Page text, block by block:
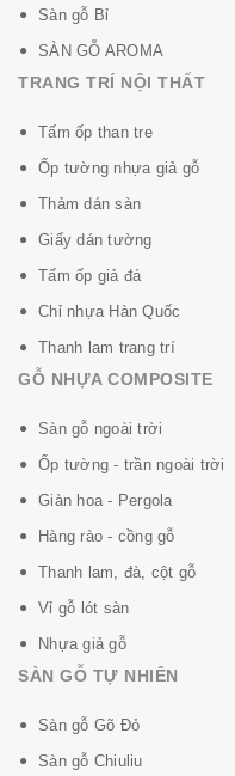
Sàn gỗ Bỉ
SÀN GỖ AROMA
TRANG TRÍ NỘI THẤT
Tấm ốp than tre
Ốp tường nhựa giả gỗ
Thảm dán sàn
Giấy dán tường
Tấm ốp giả đá
Chỉ nhựa Hàn Quốc
Thanh lam trang trí
GỖ NHỰA COMPOSITE
Sàn gỗ ngoài trời
Ốp tường - trần ngoài trời
Giàn hoa - Pergola
Hàng rào - cồng gỗ
Thanh lam, đà, cột gỗ
Vỉ gỗ lót sàn
Nhựa giả gỗ
SÀN GỖ TỰ NHIÊN
Sàn gỗ Gõ Đỏ
Sàn gỗ Chiuliu